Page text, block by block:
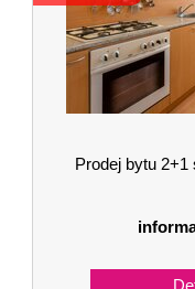
Prodej bytu 2+1